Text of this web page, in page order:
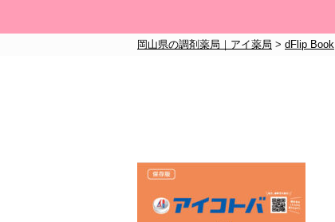
岡山県の調剤薬局｜アイ薬局 > dFlip Book